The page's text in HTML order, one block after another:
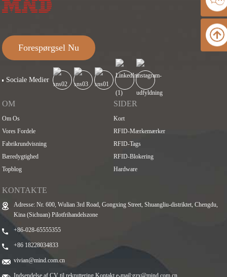
Forespørgsel Nu
Sociale Medier
OM
Om Os
Vores Fordele
Fabrikrundvisning
Bæredygtighed
Topblog
SIDER
Kort
RFID-Mærkemærker
RFID-Tags
RFID-Blokering
Hardware
KONTAKTE
Adresse: Nr. 600, Wulian 3rd Road, Gongxing Street, Shuangliu-distriktet, Chengdu,
Kina (Sichuan) Pilotfrihandelszone
+86-028-65555355
+86 18228034833
vivian@mind.com.cn
Indsendelse af CV til rekruttering Kontakt e-mail:gzx@mind.com.cn